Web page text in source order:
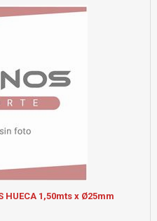
HUECA 1,50mts x Ø25mm